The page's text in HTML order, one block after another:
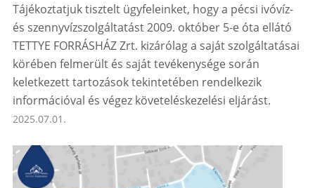
Tájékoztatjuk tisztelt ügyfeleinket, hogy a pécsi ivóvíz-
és szennyvízszolgáltatást 2009. október 5-e óta ellátó
TETTYE FORRÁSHÁZ Zrt. kizárólag a saját szolgáltatásai
körében felmerült és saját tevékenysége során
keletkezett tartozások tekintetében rendelkezik
információval és végez követeléskezelési eljárást.
2025.07.01.